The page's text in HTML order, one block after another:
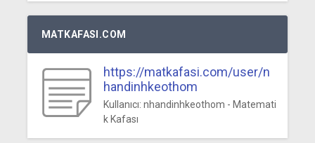
MATKAFASI.COM
https://matkafasi.com/user/n
handinhkeothom
Kullanıcı: nhandinhkeothom - Matemati
k Kafası